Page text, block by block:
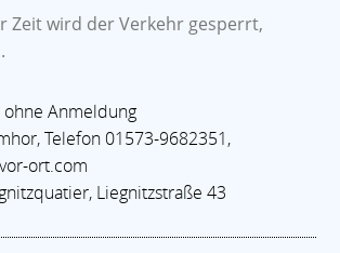
Zeit wird der Verkehr gesperrt,
ohne Anmeldung
Telefon 01573-9682351,
ort.com
Liegnitzstraße 43